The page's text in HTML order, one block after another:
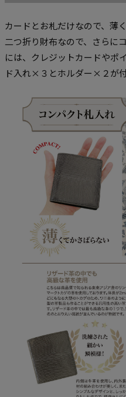
カードとお札だけなので、薄
二つ折り財布なので、さらに
には、クレジットカードやポ
ド入れ×３とホルダー×２が付